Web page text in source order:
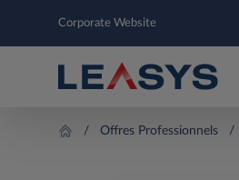
Corporate Website
Offres Professionnels